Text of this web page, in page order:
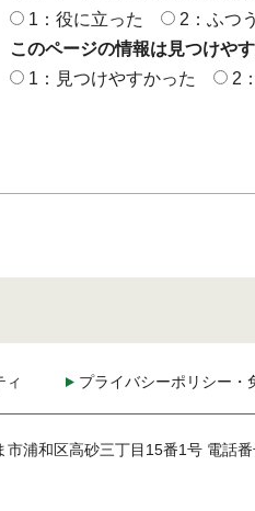
1：役に立った
2：ふつう
このページの情報は見つけや
1：見つけやすかった
2
ィ プライバシーポリシー・
市浦和区高砂三丁目15番1号 電話